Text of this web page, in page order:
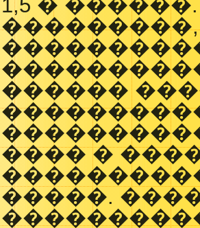
1,5 �
���������,
������
���� �
�����.